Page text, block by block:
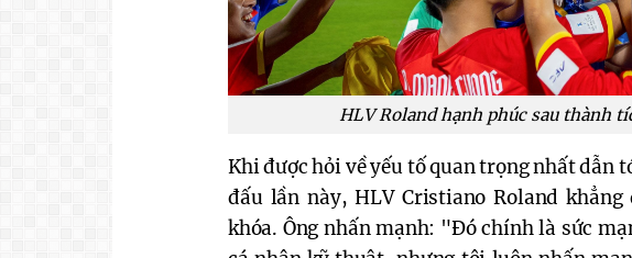
HLV Roland hạnh phúc sau thành
Khi được hỏi về yếu tố quan trọng nhất dẫn
đấu lần này, HLV Cristiano Roland
khóa. Ông nhấn mạnh: "Đó chính là sức